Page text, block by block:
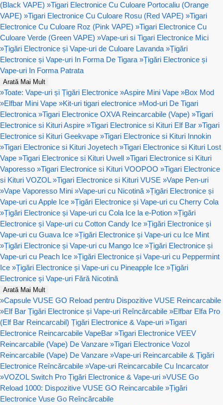
(Black VAPE) »Tigari Electronice Cu Culoare Portocaliu (Orange
VAPE) »Tigari Electronice Cu Culoare Rosu (Red VAPE) »Tigari
Electronice Cu Culoare Roz (Pink VAPE) »Tigari Electronice Cu
Culoare Verde (Green VAPE) »Vape-uri si Tigari Electronice Mici
»Țigări Electronice și Vape-uri de Culoare Lavanda »Țigări
Electronice și Vape-uri In Forma De Tigara »Țigări Electronice și
Vape-uri In Forma Patrata
Arată Mai Mult
»Toate: Vape-uri și Țigări Electronice »Aspire Mini Vape »Box Mod
»Elfbar Mini Vape »Kit-uri tigari electronice »Mod-uri De Tigari
Electronica »Tigari Electronice OXVA Reincarcabile (Vape) »Tigari
Electronice si Kituri Aspire »Tigari Electronice si Kituri Elf Bar »Tigari
Electronice si Kituri Geekvape »Tigari Electronice si Kituri Innokin
»Tigari Electronice si Kituri Joyetech »Tigari Electronice si Kituri Lost
Vape »Tigari Electronice si Kituri Uwell »Tigari Electronice si Kituri
Vaporesso »Tigari Electronice si Kituri VOOPOO »Tigari Electronice
si Kituri VOZOL »Tigari Electronice si Kituri VUSE »Vape Pen-uri
»Vape Vaporesso Mini »Vape-uri cu Nicotină »Țigări Electronice și
Vape-uri cu Apple Ice »Țigări Electronice și Vape-uri cu Cherry Cola
»Țigări Electronice și Vape-uri cu Cola Ice la e-Potion »Țigări
Electronice și Vape-uri cu Cotton Candy Ice »Țigări Electronice și
Vape-uri cu Guava Ice »Țigări Electronice și Vape-uri cu Ice Mint
»Țigări Electronice și Vape-uri cu Mango Ice »Țigări Electronice și
Vape-uri cu Peach Ice »Țigări Electronice și Vape-uri cu Peppermint
Ice »Țigări Electronice și Vape-uri cu Pineapple Ice »Țigări
Electronice și Vape-uri Fără Nicotină
Arată Mai Mult
»Capsule VUSE GO Reload pentru Dispozitive VUSE Reincarcabile
»Elf Bar Țigări Electronice și Vape-uri Reîncărcabile »Elfbar Elfa Pro
(Elf Bar Reincarcabil) Țigări Electronice & Vape-uri »Tigari
Electronice Reincarcabile VapeBar »Tigari Electronice VEEV
Reincarcabile (Vape) De Vanzare »Tigari Electronice Vozol
Reincarcabile (Vape) De Vanzare »Vape-uri Reincarcabile & Țigări
Electronice Reîncărcabile »Vape-uri Reincarcabile Cu Incarcator
»VOZOL Switch Pro Țigări Electronice & Vape-uri »VUSE Go
Reload 1000: Dispozitive VUSE GO Reincarcabile »Țigări
Electronice Vuse Go Reîncărcabile